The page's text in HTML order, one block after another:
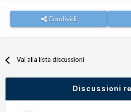
Condividi
Vai alla lista discussioni
Discussioni